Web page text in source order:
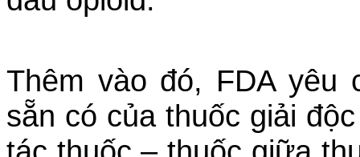
Thêm vào đó, FDA yêu
sẵn có của thuốc giải